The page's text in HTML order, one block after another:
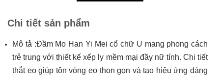
Chi tiết sản phẩm
Mô tả :Đầm Mo Han Yi Mei cổ chữ U mang phong cách
trẻ trung với thiết kế xếp ly mềm mại đầy nữ tính. Chi tiết
thắt eo giúp tôn vòng eo thon gọn và tạo hiệu ứng dáng